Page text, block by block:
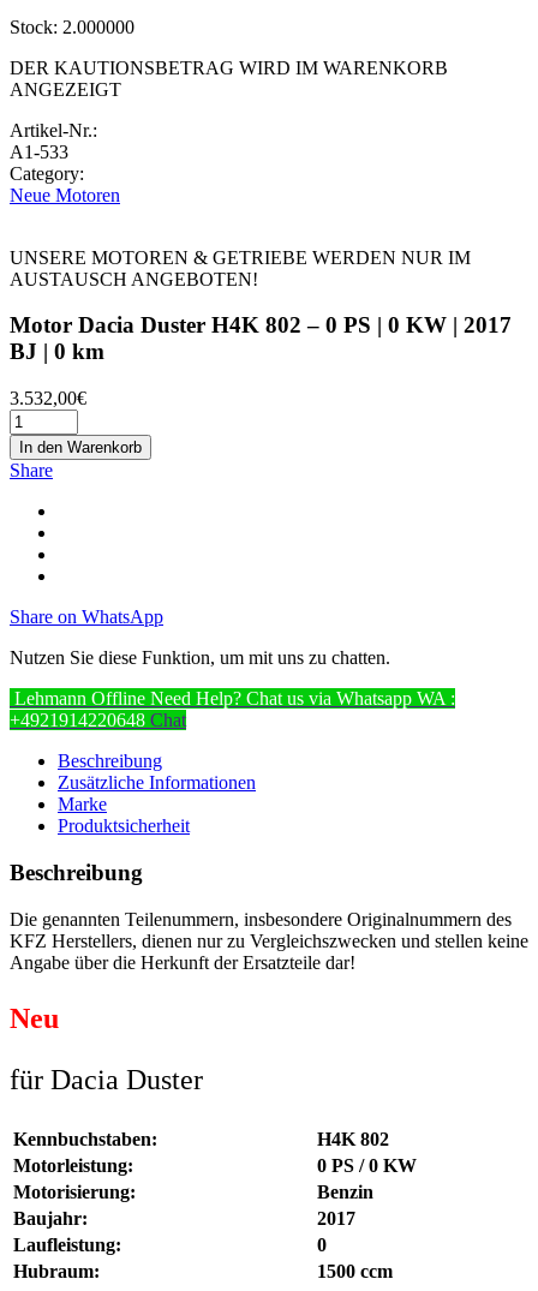
Stock: 2.000000
DER KAUTIONSBETRAG WIRD IM WARENKORB
ANGEZEIGT
Artikel-Nr.:
A1-533
Category:
Neue Motoren
UNSERE MOTOREN & GETRIEBE WERDEN NUR IM
AUSTAUSCH ANGEBOTEN!
Motor Dacia Duster H4K 802 – 0 PS | 0 KW | 2017
BJ | 0 km
3.532,00€
In den Warenkorb
Share
Share on WhatsApp
Nutzen Sie diese Funktion, um mit uns zu chatten.
Lehmann Offline Need Help? Chat us via Whatsapp WA :
+4921914220648 Chat
Beschreibung
Zusätzliche Informationen
Marke
Produktsicherheit
Beschreibung
Die genannten Teilenummern, insbesondere Originalnummern des
KFZ Herstellers, dienen nur zu Vergleichszwecken und stellen keine
Angabe über die Herkunft der Ersatzteile dar!
Neu
für Dacia Duster
Kennbuchstaben:
H4K 802
Motorleistung:
0 PS / 0 KW
Motorisierung:
Benzin
Baujahr:
2017
Laufleistung:
0
Hubraum:
1500 ccm